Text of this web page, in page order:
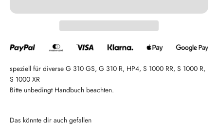
speziell für diverse G 310 GS, G 310 R, HP4, S 1000 RR, S 1000 R,
S 1000 XR
Bitte unbedingt Handbuch beachten.